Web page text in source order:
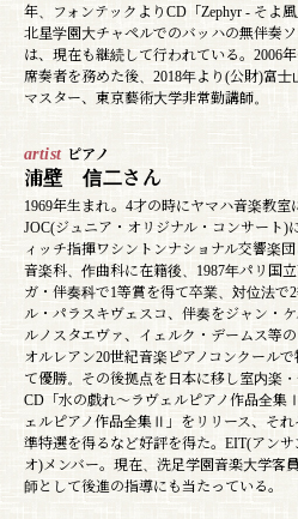
年、フォンテックよりCD「Zephyr - そよ
北星学園大チャペルでのバッハの無伴奏
は、現在も継続して行われている。2006
席奏者を務めた後、2018年より(公財)富
マスター、東京藝術大学非常勤講師。
artist ピアノ
浦壁 信二さん
1969年生まれ。4才の時にヤマハ音楽教室
JOC(ジュニア・オリジナル・コンサート)
ィッチ指揮ワシントンナショナル交響楽
音楽科、作曲科に在籍後、1987年パリ国
ガ・伴奏科で1等賞を得て卒業、対位法で
ル・パラスキヴェスコ、伴奏をジャン・
ルノスタエヴァ、イェルク・デームス等
オルレアン20世紀音楽ピアノコンクール
て優勝。その後拠点を日本に移し室内楽
CD「水の戯れ～ラヴェルピアノ作品全集
ェルピアノ作品全集Ⅱ」をリリース、それ
準特選を得るなど好評を得た。EIT(アン
オ)メンバー。現在、洗足学園音楽大学客
師として後進の指導にも当たっている。